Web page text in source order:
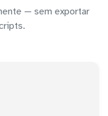
— sem exportar